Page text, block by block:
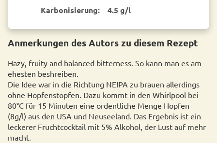
Karbonisierung:
4.5 g/l
Anmerkungen des Autors zu diesem Rezept
Hazy, fruity and balanced bitterness. So kann man es am
ehesten beshreiben.
Die Idee war in die Richtung NEIPA zu brauen allerdings
ohne Hopfenstopfen. Dazu kommt in den Whirlpool bei
80°C für 15 Minuten eine ordentliche Menge Hopfen
(8g/l) aus den USA und Neuseeland. Das Ergebnis ist ein
leckerer Fruchtcocktail mit 5% Alkohol, der Lust auf mehr
macht.